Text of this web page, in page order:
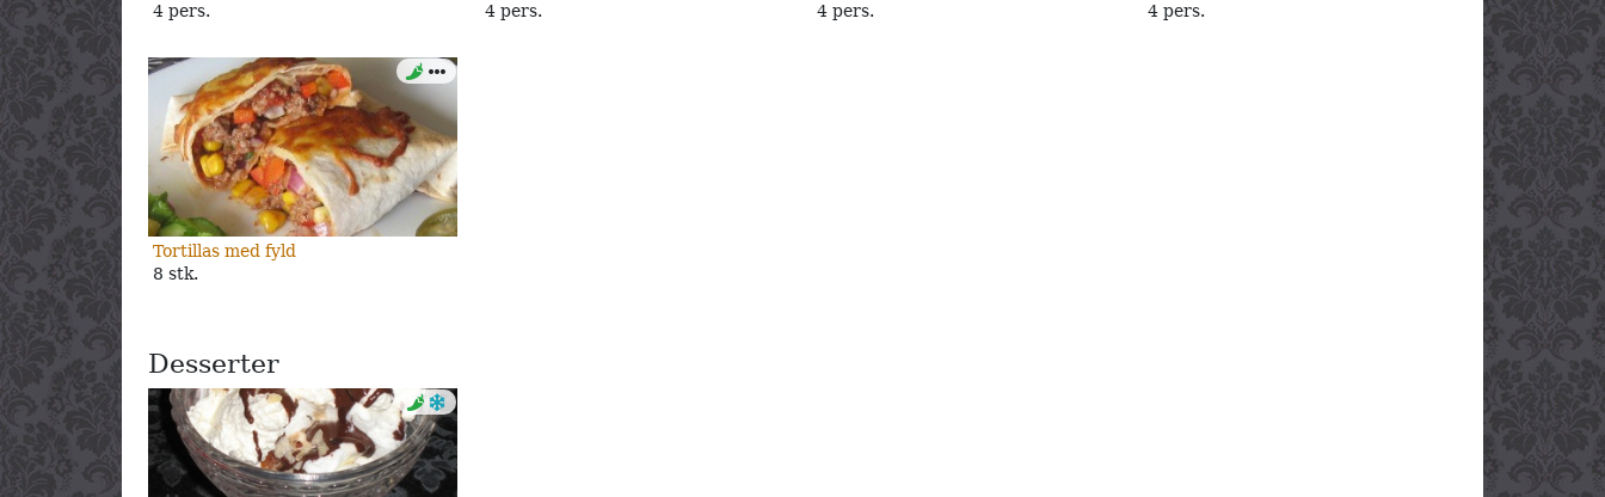
4 pers.
4 pers.
4 pers.
4 pers.
Tortillas med fyld
8 stk.
Desserter